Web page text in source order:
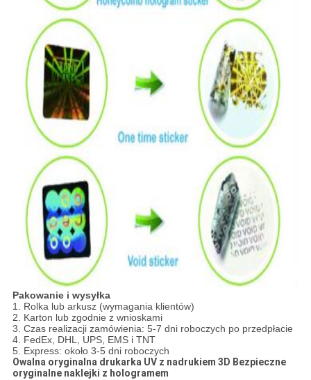
Pakowanie i wysyłka
1. Rolka lub arkusz (wymagania klientów)
2. Karton lub zgodnie z wnioskami
3. Czas realizacji zamówienia: 5-7 dni roboczych po przedpłacie
4. FedEx, DHL, UPS, EMS i TNT
5. Express: około 3-5 dni roboczych
Owalna oryginalna drukarka UV z nadrukiem 3D Bezpieczne
oryginalne naklejki z hologramem